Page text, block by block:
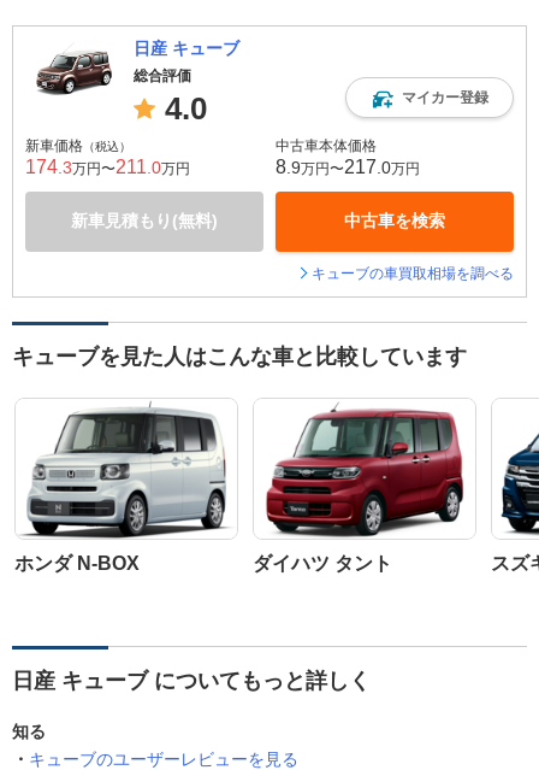
日産 キューブ
総合評価
4.0 マイカー登録
新車価格 （税込）
174 .3万円〜211 .0万円
新車見積もり(無料)
中古車本体価格
8 .9万円〜217 .0万円
中古車を検索
キューブの車買取相場を調べる
キューブを見た人はこんな車と比較しています
ホンダ N-BOX ダイハツ タント スズ
日産 キューブ についてもっと詳しく
知る
キューブのユーザーレビューを見る